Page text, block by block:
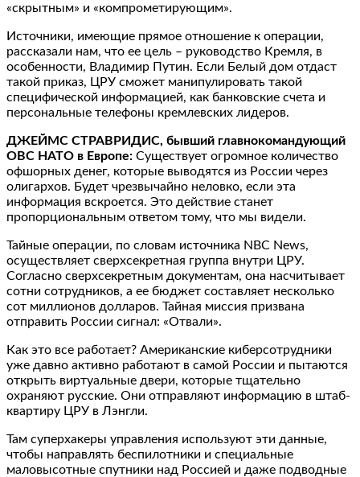
«скрытным» и «компрометирующим».
Источники, имеющие прямое отношение к операции,
рассказали нам, что ее цель – руководство Кремля, в
особенности, Владимир Путин. Если Белый дом отдаст
такой приказ, ЦРУ сможет манипулировать такой
специфической информацией, как банковские счета и
персональные телефоны кремлевских лидеров.
ДЖЕЙМС СТРАВРИДИС, бывший главнокомандующий
ОВС НАТО в Европе: Существует огромное количество
офшорных денег, которые выводятся из России через
олигархов. Будет чрезвычайно неловко, если эта
информация вскроется. Это действие станет
пропорциональным ответом тому, что мы видели.
Тайные операции, по словам источника NBC News,
осуществляет сверхсекретная группа внутри ЦРУ.
Согласно сверхсекретным документам, она насчитывает
сотни сотрудников, а ее бюджет составляет несколько
сот миллионов долларов. Тайная миссия призвана
отправить России сигнал: «Отвали».
Как это все работает? Американские киберсотрудники
уже давно активно работают в самой России и пытаются
открыть виртуальные двери, которые тщательно
охраняют русские. Они отправляют информацию в штаб-
квартиру ЦРУ в Лэнгли.
Там суперхакеры управления используют эти данные,
чтобы направлять беспилотники и специальные
маловысотные спутники над Россией и даже подводные